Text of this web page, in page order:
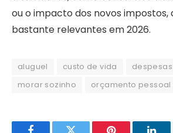
ou o impacto dos novos impostos,
bastante relevantes em 2026.
aluguel custo de vida
despesas
morar sozinho
orçamento pessoal